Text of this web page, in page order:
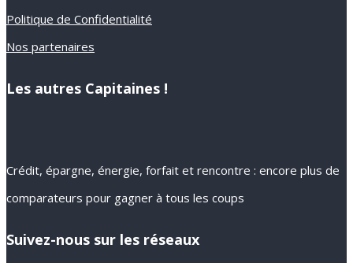
Politique de Confidentialité
Nos partenaires
Les autres Capitaines !
Crédit, épargne, énergie, forfait et rencontre : encore plus de
comparateurs pour gagner à tous les coups
Suivez-nous sur les réseaux